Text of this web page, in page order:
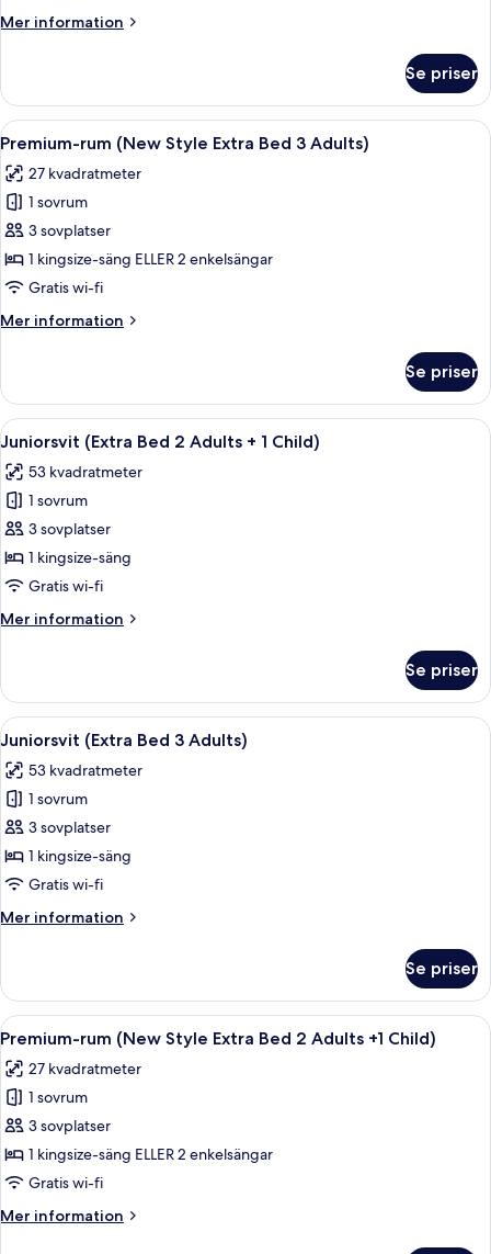
Mer information
Mer
rum
(New
Style)
Se priser
Öppna
alla
foton
för
Premium-
rum
(New
Extra
Adults)
Minibar, värdeförvaringsskåp på
8
Premium-rum (New Style Extra Bed 3 Adults)
27 kvadratmeter
1 sovrum
3 sovplatser
1 kingsize-säng ELLER 2 enkelsängar
Gratis wi-fi
Mer information
Mer
rum
(New
Style
Bed
3
Se priser
Öppna
alla
foton
för
Juniorsvit
(Extra
Bed
Adults
Child)
Minibar, värdeförvaringsskåp på
6
Juniorsvit (Extra Bed 2 Adults + 1 Child)
53 kvadratmeter
1 sovrum
3 sovplatser
1 kingsize-säng
Gratis wi-fi
Mer information
Mer
(Extra
Bed
2
+
Se priser
Öppna
alla
foton
för
Juniorsvit
(Extra
Bed
Adults)
Minibar, värdeförvaringsskåp på
6
Juniorsvit (Extra Bed 3 Adults)
53 kvadratmeter
1 sovrum
3 sovplatser
1 kingsize-säng
Gratis wi-fi
Mer information
Mer
(Extra
Bed
3
Se priser
Öppna
alla
foton
för
Premium-
rum
(New
Extra
Minibar, värdeförvaringsskåp på
8
Premium-rum (New Style Extra Bed 2 Adults +1 Child)
27 kvadratmeter
1 sovrum
3 sovplatser
1 kingsize-säng ELLER 2 enkelsängar
Gratis wi-fi
Mer information
Mer